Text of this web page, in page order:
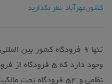
کشور,مهرآباد نظر بگذارید
وجود دارد که ۵